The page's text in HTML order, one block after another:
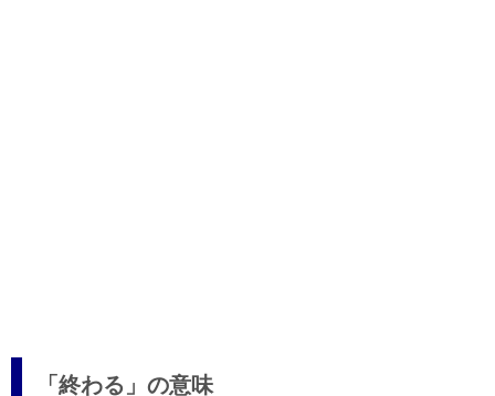
「終わる」の意味